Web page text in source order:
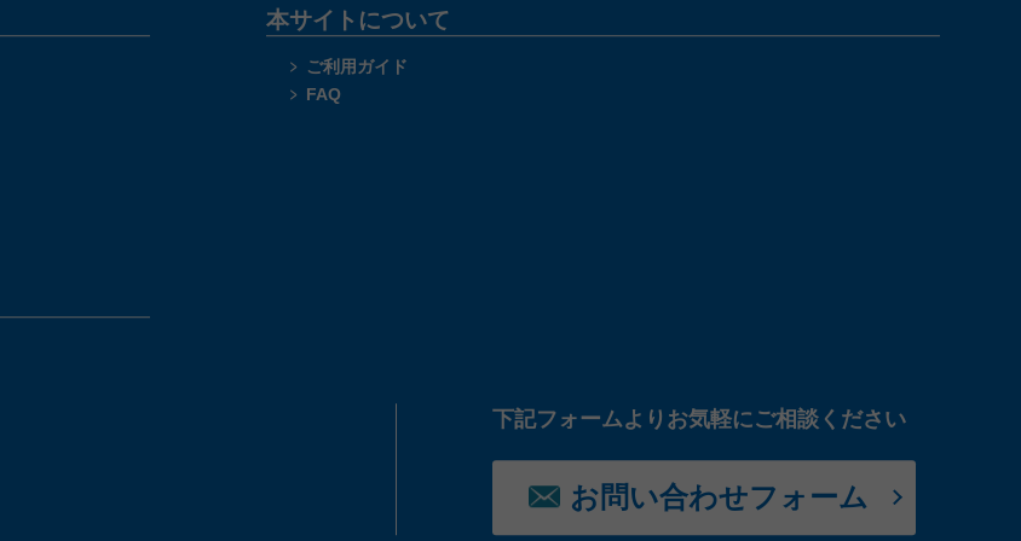
本サイトについて
ご利用ガイド
FAQ
下記フォームよりお気軽にご相談ください
お問い合わせフォーム